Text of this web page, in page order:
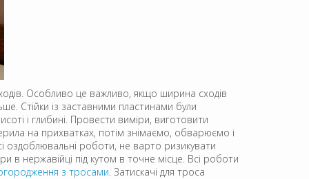
Особливо це важливо, якщо ширина сходів
Стійки із заставними пластинами були
і глибині. Провести виміри, виготовити
на прихватках, потім знімаємо, обварюємо і
оздоблювальні роботи, не варто ризикувати
в нержавійці під кутом в точне місце. Всі роботи
з тросами. Затискачі для троса